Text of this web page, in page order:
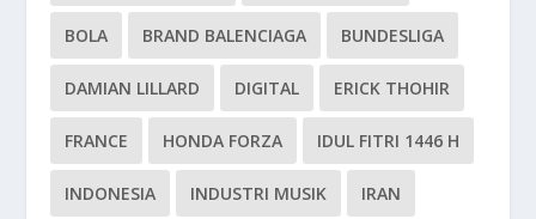
BOLA BRAND BALENCIAGA BUNDESLIGA
DAMIAN LILLARD DIGITAL ERICK THOHIR
FRANCE HONDA FORZA IDUL FITRI 1446 H
INDONESIA INDUSTRI MUSIK IRAN